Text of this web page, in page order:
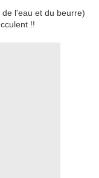
l'eau et du beurre)
!!